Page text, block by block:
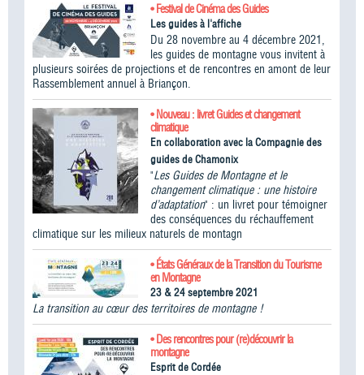
• Festival de Cinéma des Guides
Les guides à l'affiche
Du 28 novembre au 4 décembre 2021,
les guides de montagne vous invitent à
plusieurs soirées de projections et de rencontres en amont de leur
Rassemblement annuel à Briançon.
• Nouveau : livret Guides et changement
climatique
En collaboration avec la Compagnie des
guides de Chamonix
"Les Guides de Montagne et le
changement climatique : une histoire
d’adaptation" : un livret pour témoigner
des conséquences du réchauffement
climatique sur les milieux naturels de montagn
• États Généraux de la Transition du Tourisme
en Montagne
23 & 24 septembre 2021
La transition au cœur des territoires de montagne !
• Des rencontres pour (re)découvrir la
montagne
Esprit de Cordée